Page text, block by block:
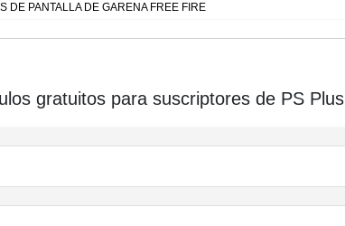
DE PANTALLA DE GARENA FREE FIRE
gratuitos para suscriptores de PS Plus